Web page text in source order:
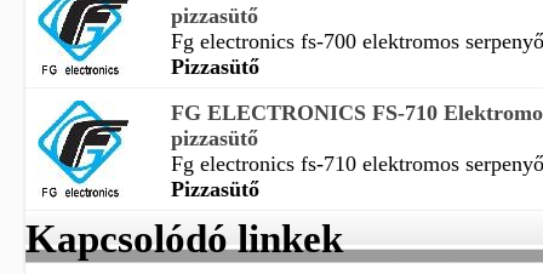
pizzasütő
Fg electronics fs-700 elektromos
Pizzasütő
FG ELECTRONICS FS-710
pizzasütő
Fg electronics fs-710 elektromos
Pizzasütő
Kapcsolódó linkek